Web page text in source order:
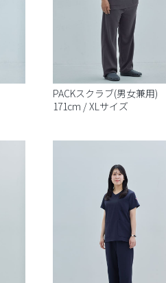
PACKスクラブ(男女兼用)
171cm / XLサイズ